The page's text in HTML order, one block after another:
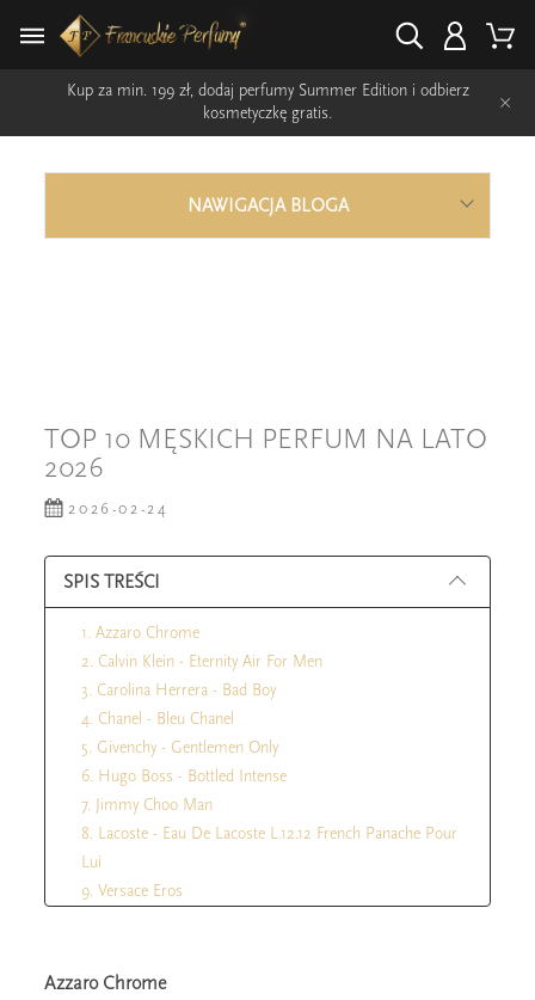
Kup za min. 199 zł, dodaj perfumy Summer Edition i odbierz
kosmetyczkę gratis.
×
NAWIGACJA BLOGA
TOP 10 MĘSKICH PERFUM NA LATO
2026
2026-02-24
SPIS TREŚCI
1. Azzaro Chrome
2. Calvin Klein - Eternity Air For Men
3. Carolina Herrera - Bad Boy
4. Chanel - Bleu Chanel
5. Givenchy - Gentlemen Only
6. Hugo Boss - Bottled Intense
7. Jimmy Choo Man
8. Lacoste - Eau De Lacoste L.12.12 French Panache Pour
Lui
9. Versace Eros
Azzaro Chrome